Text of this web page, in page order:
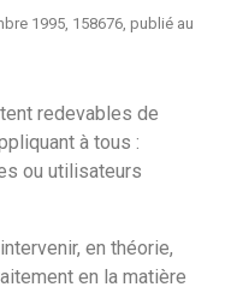
1995, 158676, publié au
redevables de
à tous :
ou utilisateurs
en théorie,
en la matière